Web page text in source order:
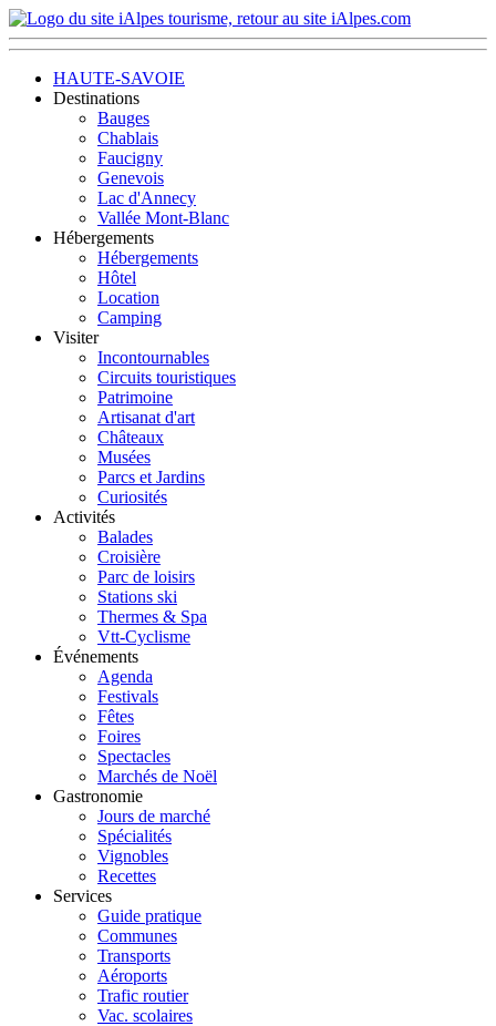
HAUTE-SAVOIE
Destinations
Bauges
Chablais
Faucigny
Genevois
Lac d'Annecy
Vallée Mont-Blanc
Hébergements
Hébergements
Hôtel
Location
Camping
Visiter
Incontournables
Circuits touristiques
Patrimoine
Artisanat d'art
Châteaux
Musées
Parcs et Jardins
Curiosités
Activités
Balades
Croisière
Parc de loisirs
Stations ski
Thermes & Spa
Vtt-Cyclisme
Événements
Agenda
Festivals
Fêtes
Foires
Spectacles
Marchés de Noël
Gastronomie
Jours de marché
Spécialités
Vignobles
Recettes
Services
Guide pratique
Communes
Transports
Aéroports
Trafic routier
Vac. scolaires